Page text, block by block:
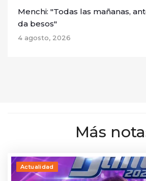
Menchi: "Todas las mañanas,
da besos"
4 agosto, 2026
Más
Actualidad